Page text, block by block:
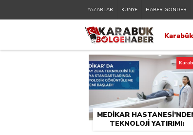
YAZARLAR KÜNYE HABER GÖNDER
Karabük
MEDİKAR
TEKNOLOJİ YATIRIMI: